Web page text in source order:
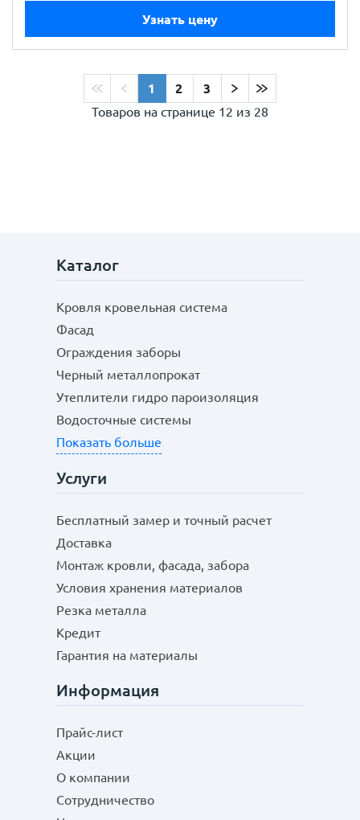
Узнать цену
1 2
3
Товаров на странице 12 из 28
Каталог
Кровля кровельная система
Фасад
Ограждения заборы
Черный металлопрокат
Утеплители гидро пароизоляция
Водосточные системы
Показать больше
Услуги
Бесплатный замер и точный расчет
Доставка
Монтаж кровли, фасада, забора
Условия хранения материалов
Резка металла
Кредит
Гарантия на материалы
Информация
Прайс-лист
Акции
О компании
Сотрудничество